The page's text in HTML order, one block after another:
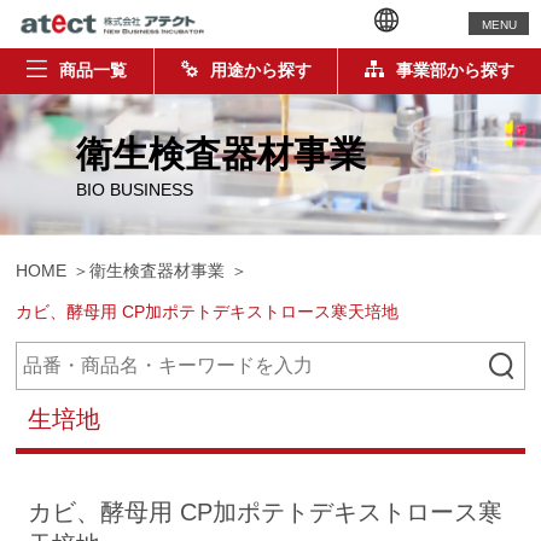
MENU
商品一覧 用途から探す 事業部から探す
衛生検査器材事業
BIO BUSINESS
HOME 衛生検査器材事業
カビ、酵母用 CP加ポテトデキストロース寒天培地
生培地
カビ、酵母用 CP加ポテトデキストロース寒